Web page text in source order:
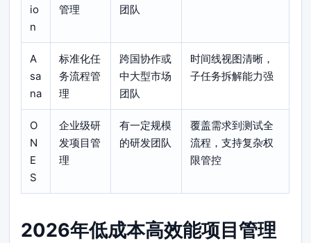
io
n
管理
团队
A
sa
na
标准化任
务流程管
理
跨国协作或
中大型市场
团队
时间线视图清晰，
子任务拆解能力强
O
N
E
S
企业级研
发项目管
理
有一定规模
的研发团队
覆盖需求到测试全
流程，支持复杂权
限管控
2026年低成本高效能项目管理